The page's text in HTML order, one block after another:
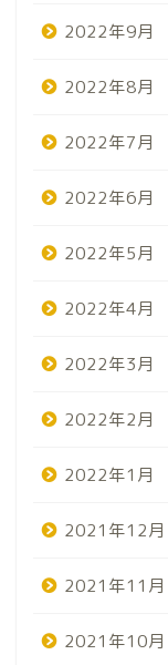
2022年9月
2022年8月
2022年7月
2022年6月
2022年5月
2022年4月
2022年3月
2022年2月
2022年1月
2021年12月
2021年11月
2021年10月